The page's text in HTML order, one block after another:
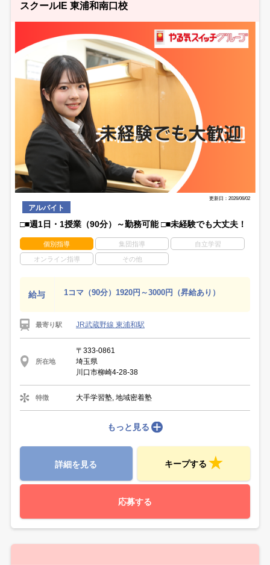
スクールIE 東浦和南口校
更新日：2026/06/02
アルバイト
□■週1日・1授業（90分）～勤務可能 □■未経験でも大丈夫！
個別指導 集団指導 自立学習
オンライン指導 その他
給与 1コマ（90分）1920円～3000円（昇給あり）
最寄り駅 JR武蔵野線 東浦和駅
所在地
〒333-0861
埼玉県
川口市柳崎4-28-38
特徴 大手学習塾, 地域密着塾
もっと見る
詳細を見る キープする
応募する